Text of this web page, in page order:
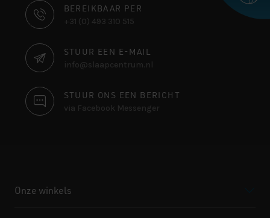
CONTACT
INFORMATIE
BEREIKBAAR PER
+31 (0) 493 310 515
STUUR EEN E-MAIL
info@slaapcentrum.nl
STUUR ONS EEN BERICHT
via Facebook Messenger
Onze winkels